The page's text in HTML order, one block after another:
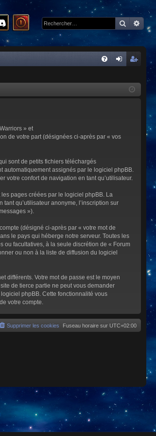
cri
» et
de votre part (désignées ci-après par « vos
sont de petits fichiers téléchargés
automatiquement assignés par le logiciel phpBB.
votre confort de navigation en tant qu’utilisateur.
pages créées par le logiciel phpBB. La
qu’utilisateur anonyme, l’inscription sur
»).
(désigné ci-après par « votre mot de
le pays qui héberge notre serveur. Toutes les
ou facultatives, à la seule discrétion de « Forum
ou non à la liste de diffusion du logiciel
différents. Votre mot de passe est le moyen
de tierce partie ne peut vous demander
phpBB. Cette fonctionnalité vous
votre compte.
Fuseau horaire sur UTC+02:00
Supprimer les cookies